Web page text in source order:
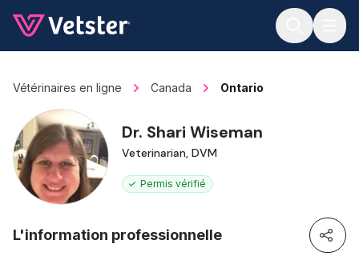
Vétérinaires en ligne Canada Ontario
Dr. Shari Wiseman
Veterinarian, DVM
Permis vérifié
L'information professionnelle